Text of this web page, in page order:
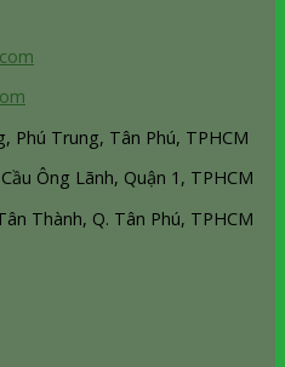
Phú Trung, Tân Phú, TPHCM
Ông Lãnh, Quận 1, TPHCM
Thành, Q. Tân Phú, TPHCM